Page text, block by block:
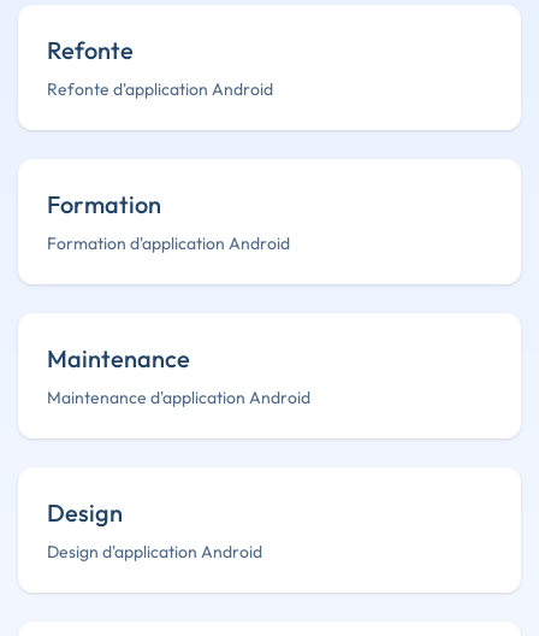
Refonte
Refonte d'application Android
Formation
Formation d'application Android
Maintenance
Maintenance d'application Android
Design
Design d'application Android